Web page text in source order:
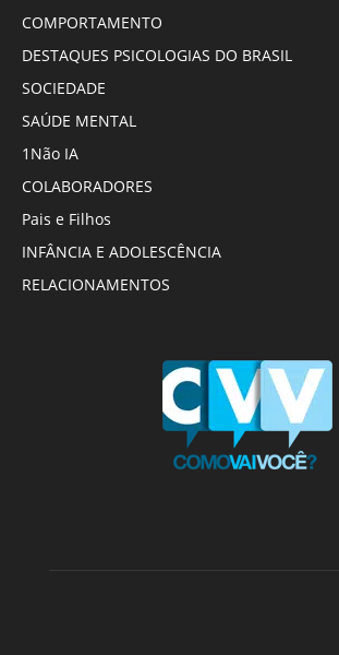
COMPORTAMENTO
DESTAQUES PSICOLOGIAS DO BRASIL
SOCIEDADE
SAÚDE MENTAL
1Não IA
COLABORADORES
Pais e Filhos
INFÂNCIA E ADOLESCÊNCIA
RELACIONAMENTOS